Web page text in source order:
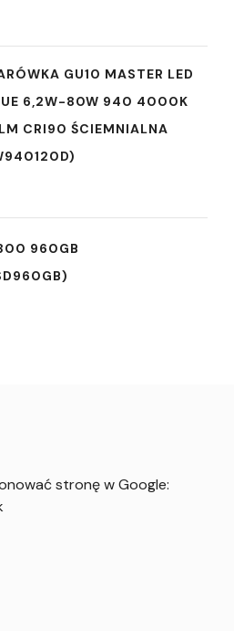
GU10 MASTER LED
6,2W-80W 940 4000K
CRI90 ŚCIEMNIALNA
960GB
stronę w Google: